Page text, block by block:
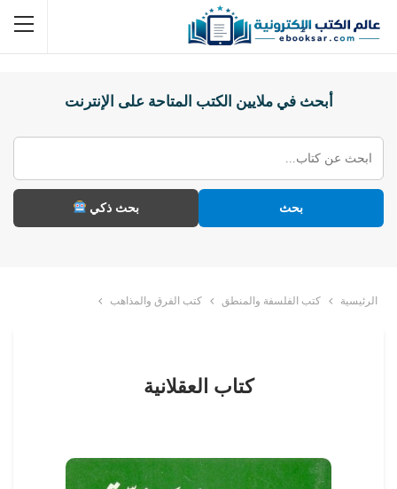
أبحث في ملايين الكتب المتاحة على الإنترنت
بحث بحث ذكي
الرئيسية كتب الفلسفة والمنطق كتب الفرق والمذاهب
كتاب العقلانية